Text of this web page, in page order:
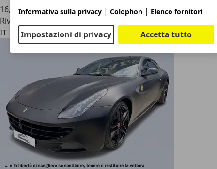
16,3 l/100 km (comb.)
Rivenditore
IT 75100Matera - Mt
Informativa sulla privacy | Colophon | Elenco fornitori
Impostazioni di privacy Accetta tutto